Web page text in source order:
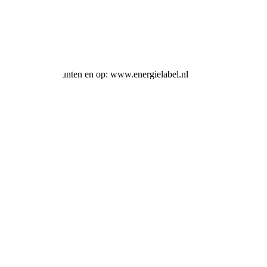
alle verkooppunten en op: www.energielabel.nl